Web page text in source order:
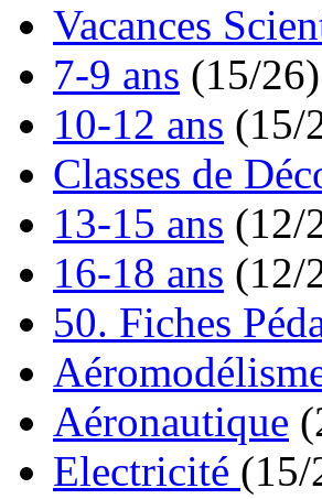
Vacances
7-9 ans (15/26)
10-12 ans (15/
Classes de
13-15 ans (12/
16-18 ans (12/
50. Fiches
Aéronautique
Electricité (15/